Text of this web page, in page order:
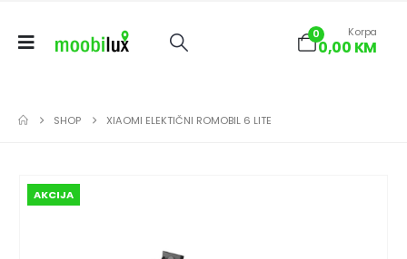
0 Korpa
0,00 KM
SHOP XIAOMI ELEKTIČNI ROMOBIL 6 LITE
AKCIJA